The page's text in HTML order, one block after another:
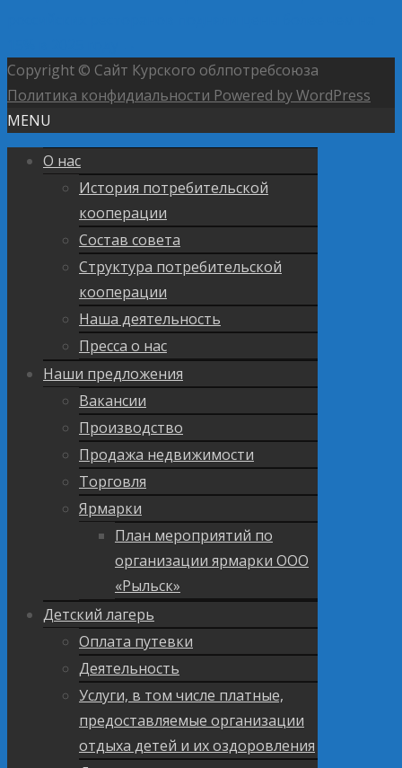
Copyright © Сайт Курского облпотребсоюза
Политика конфидиальности Powered by WordPress
MENU
О нас
История потребительской
кооперации
Состав совета
Структура потребительской
кооперации
Наша деятельность
Пресса о нас
Наши предложения
Вакансии
Производство
Продажа недвижимости
Торговля
Ярмарки
План мероприятий по
организации ярмарки ООО
«Рыльск»
Детский лагерь
Оплата путевки
Деятельность
Услуги, в том числе платные,
предоставляемые организации
отдыха детей и их оздоровления